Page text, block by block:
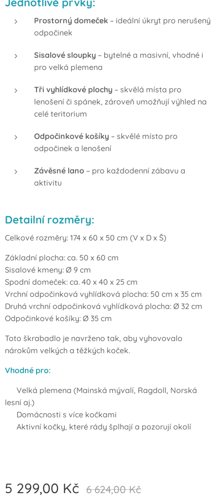
Prostorný domeček – ideální úkryt pro nerušený
odpočinek
Sisalové sloupky – bytelné a masivní, vhodné i
pro velká plemena
Tři vyhlídkové plochy – skvělá místa pro
lenošení či spánek, zároveň umožňují výhled na
celé teritorium
Odpočinkové košíky – skvělé místo pro
odpočinek a lenošení
Závěsné lano – pro každodenní zábavu a
aktivitu
Detailní rozměry:
Celkové rozměry: 174 x 60 x 50 cm (V x D x Š)
Základní plocha: ca. 50 x 60 cm
Sisalové kmeny: Ø 9 cm
Spodní domeček: ca. 40 x 40 x 25 cm
Vrchní odpočinková vyhlídková plocha: 50 cm x 35 cm
Druhá vrchní odpočinková vyhlídková plocha: Ø 32 cm
Odpočinkové košíky: Ø 35 cm
Toto škrabadlo je navrženo tak, aby vyhovovalo
nárokům velkých a těžkých koček.
Vhodné pro:
✅ Velká plemena (Mainská mývalí, Ragdoll, Norská
lesní aj.)
✅ Domácnosti s více kočkami
✅ Aktivní kočky, které rády šplhají a pozorují okolí
5 299,00 Kč 6 624,00Kč